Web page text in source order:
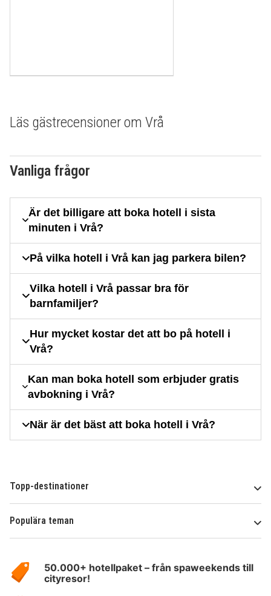
Läs gästrecensioner om Vrå
Vanliga frågor
Är det billigare att boka hotell i sista
minuten i Vrå?
På vilka hotell i Vrå kan jag parkera bilen?
Vilka hotell i Vrå passar bra för
barnfamiljer?
Hur mycket kostar det att bo på hotell i
Vrå?
Kan man boka hotell som erbjuder gratis
avbokning i Vrå?
När är det bäst att boka hotell i Vrå?
Topp-destinationer
Populära teman
HotelSpecials50.000+ hotellpaket – från spaweekends till
cityresor!